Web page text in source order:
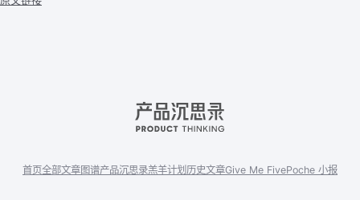
首页全部文章图谱产品沉思录羔羊计划 历史文章Give Me FivePoche 小报